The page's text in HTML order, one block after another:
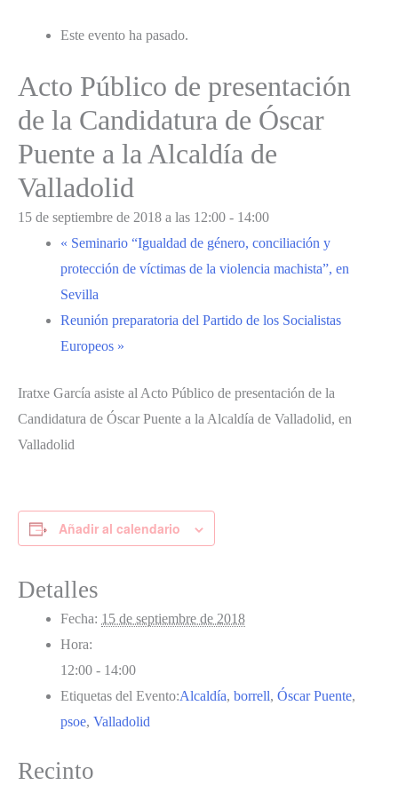
Este evento ha pasado.
Acto Público de presentación
de la Candidatura de Óscar
Puente a la Alcaldía de
Valladolid
15 de septiembre de 2018 a las 12:00 - 14:00
« Seminario “Igualdad de género, conciliación y
protección de víctimas de la violencia machista”, en
Sevilla
Reunión preparatoria del Partido de los Socialistas
Europeos »
Iratxe García asiste al Acto Público de presentación de la
Candidatura de Óscar Puente a la Alcaldía de Valladolid, en
Valladolid
Añadir al calendario
Detalles
Fecha: 15 de septiembre de 2018
Hora:
12:00 - 14:00
Etiquetas del Evento:Alcaldía, borrell, Óscar Puente,
psoe, Valladolid
Recinto